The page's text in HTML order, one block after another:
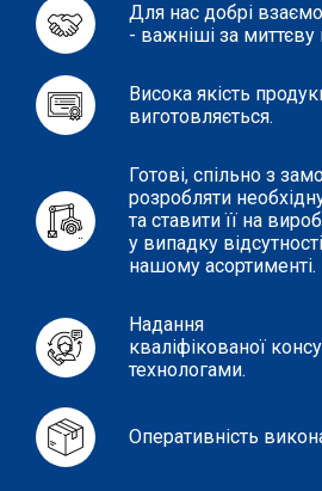
Для нас добрі
- важніші за миттєву
Висока якість
виготовляється.
Готові, спільно з
розробляти
та ставити її на
у випадку
нашому асортименті.
Надання
кваліфікованої
технологами.
Оперативність